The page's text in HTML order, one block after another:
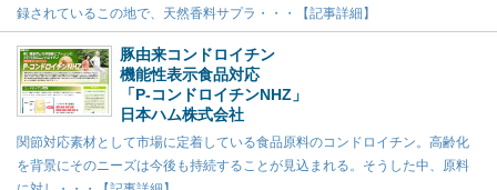
録されているこの地で、天然香料サプラ・・・【記事詳細】
豚由来コンドロイチン
機能性表示食品対応
「P-コンドロイチンNHZ」
日本ハム株式会社
関節対応素材として市場に定着している食品原料のコンドロイチン。高齢化
を背景にそのニーズは今後も持続することが見込まれる。そうした中、原料